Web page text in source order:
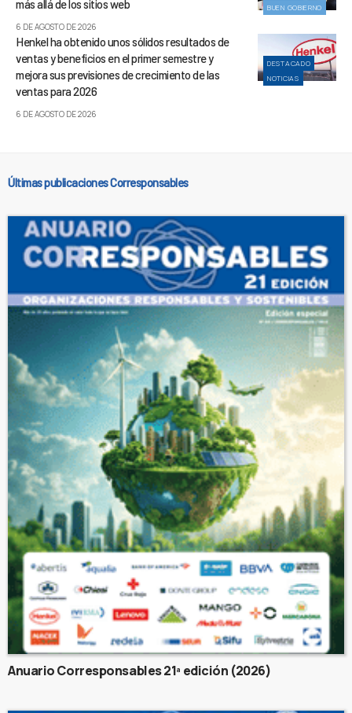
BUEN GOBIERNO
más allá de los sitios web
6 DE AGOSTO DE 2026
DESTACADO
NOTICIAS
Henkel ha obtenido unos sólidos resultados de
ventas y beneficios en el primer semestre y
mejora sus previsiones de crecimiento de las
ventas para 2026
6 DE AGOSTO DE 2026
Últimas publicaciones Corresponsables
Anuario Corresponsables 21ª edición (2026)